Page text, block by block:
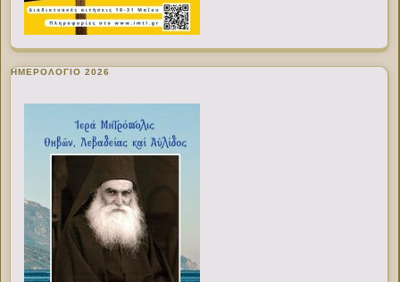
ΗΜΕΡΟΛΟΓΙΟ 2026